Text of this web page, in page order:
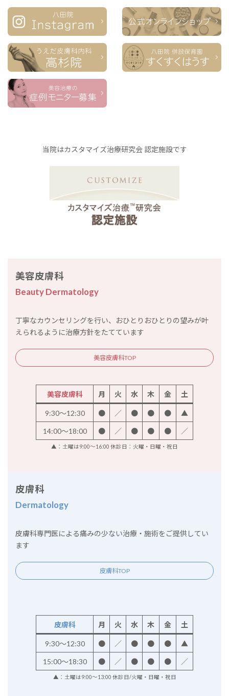
当院はカスタマイズ治療研究会 認定施設です
美容皮膚科
Beauty Dermatology
丁寧なカウンセリングを行い、おひとりおひとりの望みが叶
えられるように治療方針をたてています
美容皮膚科TOP
美容皮膚科 月 火 水 木 金 土
9:30～12:30 ● ／ ● ● ● ▲
14:00～18:00 ● ／ ● ● ● ／
▲：土曜は9:00～16:00 休診日：火曜・日曜・祝日
皮膚科
Dermatology
皮膚科専門医による痛みの少ない治療・施術をご提供してい
ます
皮膚科TOP
皮膚科 月 火 水 木 金 土
9:30～12:30 ● ／ ● ● ● ▲
15:00～18:30 ● ／ ● ● ● ／
▲：土曜は9:00～13:00 休診日/火曜・日曜・祝日